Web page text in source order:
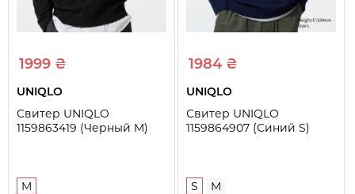
1999 ₴
UNIQLO
Свитер UNIQLO
1159863419 (Черный M)
M
1984 ₴
UNIQLO
Свитер UNIQLO
1159864907 (Синий S)
S M